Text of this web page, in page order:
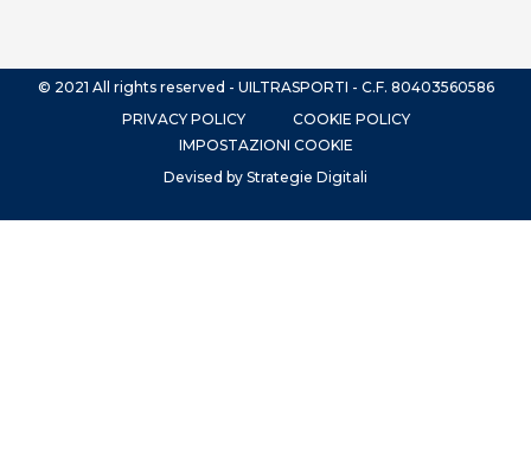
© 2021 All rights reserved - UILTRASPORTI - C.F. 80403560586
PRIVACY POLICY
COOKIE POLICY
IMPOSTAZIONI COOKIE
Devised by Strategie Digitali